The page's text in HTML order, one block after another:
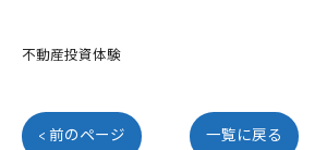
不動産投資体験
< 前のページ 一覧に戻る